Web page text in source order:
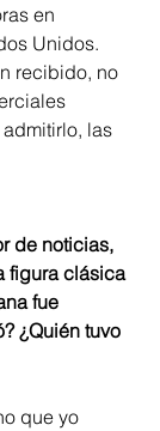
en
Unidos.
recibido, no
las
de noticias,
figura clásica
fue
¿Quién tuvo
que yo